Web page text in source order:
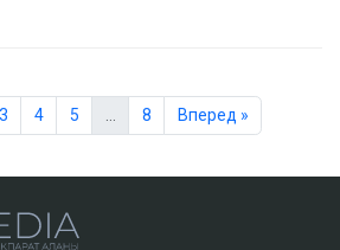
3 4 5 … 8 Вперед »